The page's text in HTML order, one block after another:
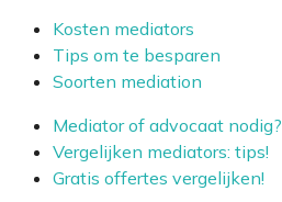
Kosten mediators
Tips om te besparen
Soorten mediation
Mediator of advocaat nodig?
Vergelijken mediators: tips!
Gratis offertes vergelijken!